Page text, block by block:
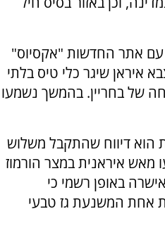
עם אתר החדשות "אקסיוס"
איראן שיגר כלי טיס בלתי
של בחריין. בהמשך נשמעו
הוא דיווח שהתקבל משלוש
מאש איראנית במצר הורמוז
באופן רשמי כי
אחת המשנעת גז טבעי